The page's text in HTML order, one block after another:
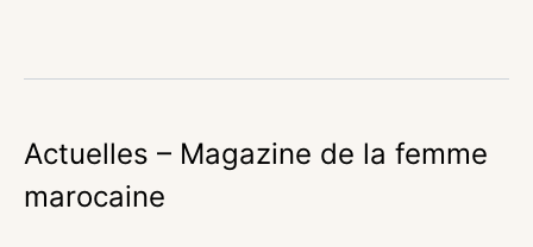
Actuelles – Magazine de la femme
marocaine